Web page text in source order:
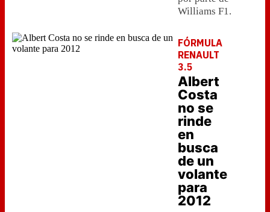
Williams F1.
FÓRMULA
RENAULT
3.5
Albert
Costa
no se
rinde
en
busca
de un
volante
para
2012